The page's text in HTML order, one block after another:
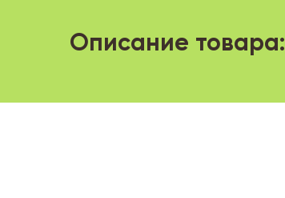
Описание товара: